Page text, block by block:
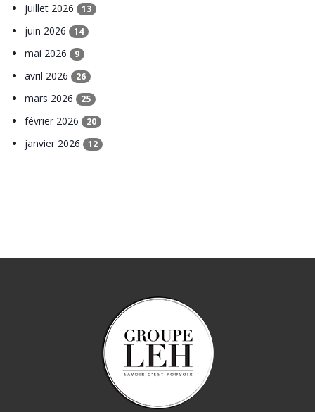
juillet 2026 13
juin 2026 14
mai 2026 9
avril 2026 26
mars 2026 25
février 2026 20
janvier 2026 12